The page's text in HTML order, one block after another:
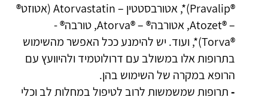
®Pravalip)*, אטורבסטטין – Atorvastatin (אטוזט®
– ®Atozet, אטורבה® – ®Atorva, טורבה® -
®Torva)*, ועוד. יש להימנע ככל האפשר מהשימוש
בתרופות אלו במשולב עם דרולוטמיד ולהיוועץ עם
הרופא במקרה של השימוש בהן.
-תרופות שמשמשות לרוב לטיפול במחלות לב וכלי